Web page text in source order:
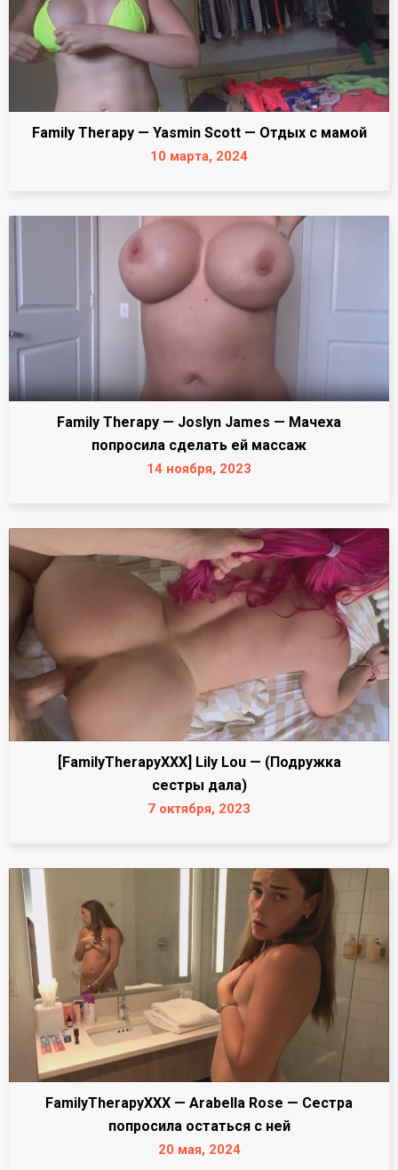
Family Therapy — Yasmin Scott — Отдых с мамой
10 марта, 2024
Family Therapy — Joslyn James — Мачеха
попросила сделать ей массаж
14 ноября, 2023
[FamilyTherapyXXX] Lily Lou — (Подружка
сестры дала)
7 октября, 2023
FamilyTherapyXXX — Arabella Rose — Сестра
попросила остаться с ней
20 мая, 2024